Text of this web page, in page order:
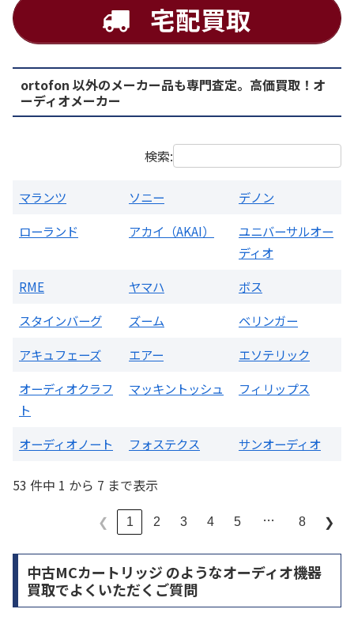
PMA-1500AE プリメインアンプ
買取価格：お問合せください
宅配買取
ortofon 以外のメーカー品も専門査定。高価買取！オ
ーディオメーカー
検索:
マランツ ソニー
デノン
ローランド
アカイ（AKAI）
ユニバーサルオー
ディオ
RME
ヤマハ
ボス
スタインバーグ
ズーム
ベリンガー
アキュフェーズ
エアー
エソテリック
オーディオクラフ
ト
マッキントッシュ フィリップス
オーディオノート フォステクス サンオーディオ
53 件中 1 から 7 まで表示
❮ 1 2 3 4 5 … 8 ❯
中古MCカートリッジ のようなオーディオ機器
買取でよくいただくご質問